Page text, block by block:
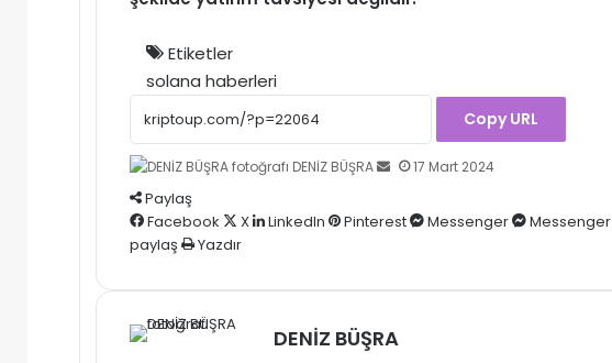
Etiketler
solana haberleri
Copy URL
DENİZ BÜŞRA
Bir
posta
17 Mart 2024
Paylaş
Facebook
X LinkedIn Pinterest Messenger Messenger
paylaş
Yazdır
DENİZ BÜŞRA